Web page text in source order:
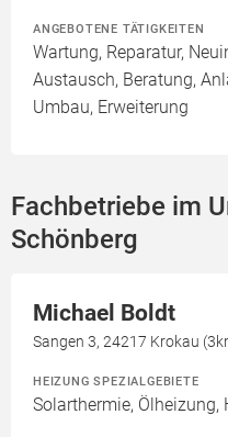
ANGEBOTENE TÄTIGKEITEN
Wartung, Reparatur,
Austausch, Beratung,
Umbau, Erweiterung
Fachbetriebe im
Schönberg
Michael Boldt
Sangen 3, 24217 Krokau
HEIZUNG SPEZIALGEBIETE
Solarthermie, Ölheizung,